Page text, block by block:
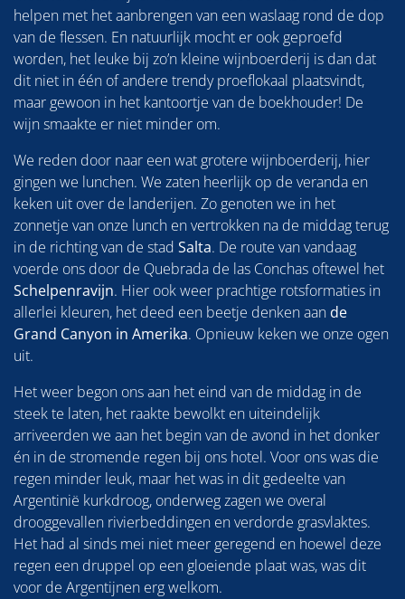
helpen met het aanbrengen van een waslaag rond de dop
van de flessen. En natuurlijk mocht er ook geproefd
worden, het leuke bij zo’n kleine wijnboerderij is dan dat
dit niet in één of andere trendy proeflokaal plaatsvindt,
maar gewoon in het kantoortje van de boekhouder! De
wijn smaakte er niet minder om.
We reden door naar een wat grotere wijnboerderij, hier
gingen we lunchen. We zaten heerlijk op de veranda en
keken uit over de landerijen. Zo genoten we in het
zonnetje van onze lunch en vertrokken na de middag terug
in de richting van de stad Salta. De route van vandaag
voerde ons door de Quebrada de las Conchas oftewel het
Schelpenravijn. Hier ook weer prachtige rotsformaties in
allerlei kleuren, het deed een beetje denken aan de
Grand Canyon in Amerika. Opnieuw keken we onze ogen
uit.
Het weer begon ons aan het eind van de middag in de
steek te laten, het raakte bewolkt en uiteindelijk
arriveerden we aan het begin van de avond in het donker
én in de stromende regen bij ons hotel. Voor ons was die
regen minder leuk, maar het was in dit gedeelte van
Argentinië kurkdroog, onderweg zagen we overal
drooggevallen rivierbeddingen en verdorde grasvlaktes.
Het had al sinds mei niet meer geregend en hoewel deze
regen een druppel op een gloeiende plaat was, was dit
voor de Argentijnen erg welkom.